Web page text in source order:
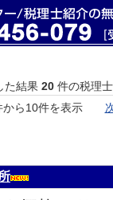
た結果 20 件の税理
ら10件を表示